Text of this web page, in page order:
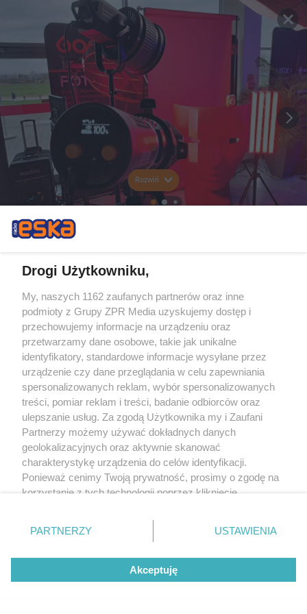
Rozwiń
Drogi Użytkowniku,
My, naszych 1162 zaufanych partnerów oraz inne
podmioty z Grupy ZPR Media uzyskujemy dostęp i
przechowujemy informacje na urządzeniu oraz
przetwarzamy dane osobowe, takie jak unikalne
identyfikatory, standardowe informacje wysyłane przez
urządzenie czy dane przeglądania w celu zapewniania
spersonalizowanych reklam, wybór spersonalizowanych
treści, pomiar reklam i treści, badanie odbiorców oraz
ulepszanie usług. Za zgodą Użytkownika my i Zaufani
Partnerzy możemy używać dokładnych danych
geolokalizacyjnych oraz aktywnie skanować
charakterystykę urządzenia do celów identyfikacji.
Ponieważ cenimy Twoją prywatność, prosimy o zgodę na
korzystanie z tych technologii poprzez kliknięcie
zmienić/wycofać klikając przycisk ustawień prywatności
znajdujący się w lewym dolnym rogu strony
rodzaje przetwarzania danych nie wymagają zgody
użytkownika, ale masz prawo sprzeciwić się takiemu
przetwarzaniu. Preferencje będą miały zastosowanie tylko
PARTNERZY USTAWIENIA
Akceptuję